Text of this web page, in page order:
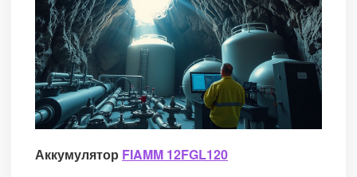
Аккумулятор FIAMM 12FGL120